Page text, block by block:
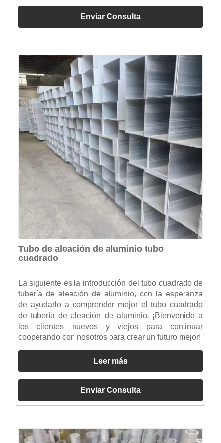
Enviar Consulta
Tubo de aleación de aluminio tubo
cuadrado
La siguiente es la introducción del tubo cuadrado de
tubería de aleación de aluminio, con la esperanza
de ayudarlo a comprender mejor el tubo cuadrado
de tubería de aleación de aluminio. ¡Bienvenido a
los clientes nuevos y viejos para continuar
cooperando con nosotros para crear un futuro mejor!
Leer más
Enviar Consulta